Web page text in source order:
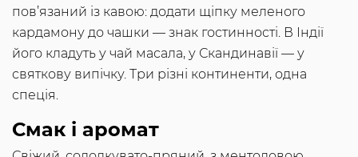
пов’язаний із кавою: додати щіпку меленого
кардамону до чашки — знак гостинності. В Індії
його кладуть у чай масала, у Скандинавії — у
святкову випічку. Три різні континенти, одна
спеція.
Смак і аромат